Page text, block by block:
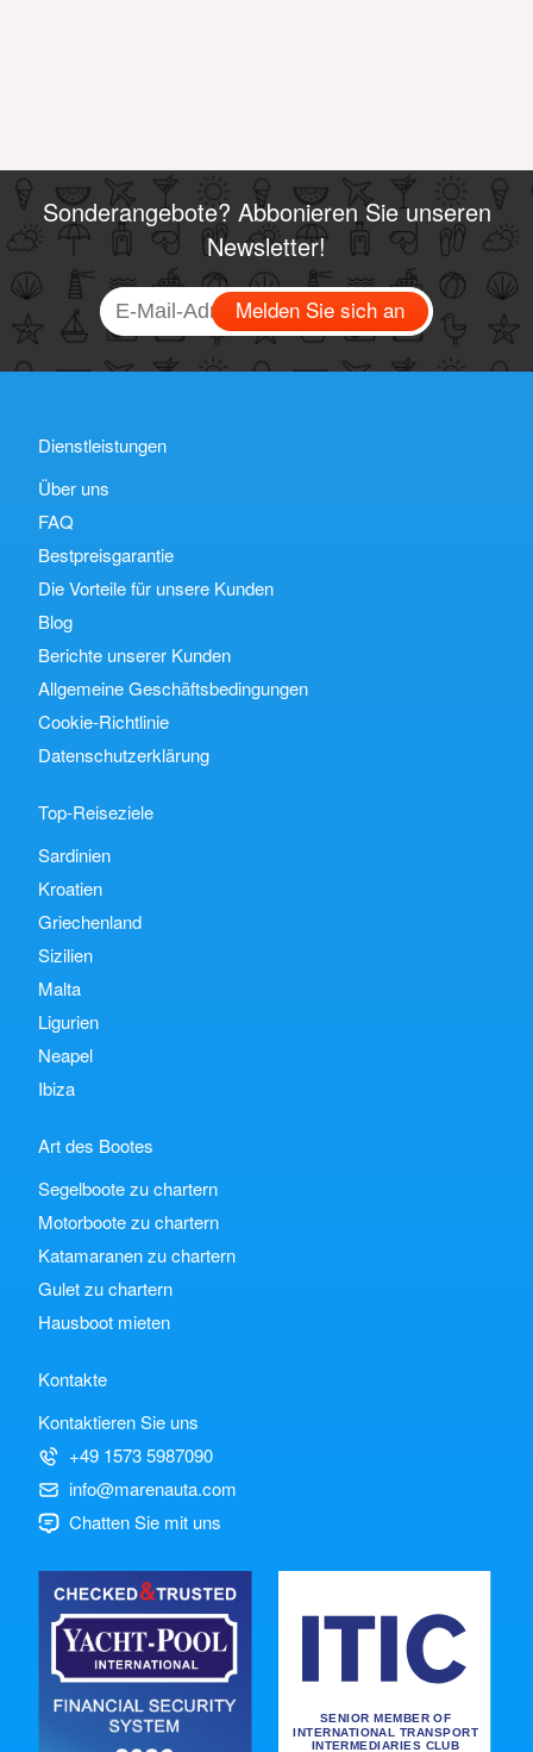
Sonderangebote? Abbonieren Sie unseren
Newsletter!
Melden Sie sich an
Dienstleistungen
Über uns
FAQ
Bestpreisgarantie
Die Vorteile für unsere Kunden
Blog
Berichte unserer Kunden
Allgemeine Geschäftsbedingungen
Cookie-Richtlinie
Datenschutzerklärung
Top-Reiseziele
Sardinien
Kroatien
Griechenland
Sizilien
Malta
Ligurien
Neapel
Ibiza
Art des Bootes
Segelboote zu chartern
Motorboote zu chartern
Katamaranen zu chartern
Gulet zu chartern
Hausboot mieten
Kontakte
Kontaktieren Sie uns
+49 1573 5987090
info@marenauta.com
Chatten Sie mit uns